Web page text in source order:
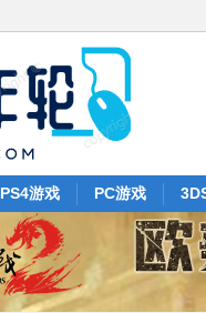
PS4游戏 PC游戏